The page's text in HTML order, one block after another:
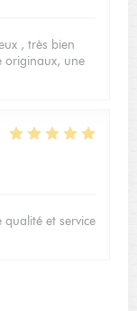
, très bien
originaux, une
et service